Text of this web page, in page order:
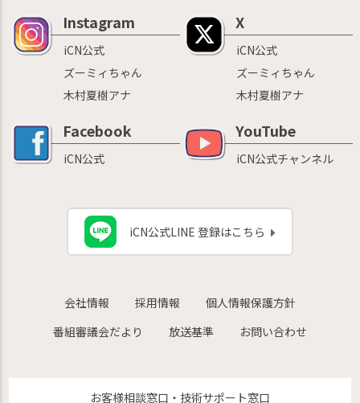
Instagram
iCN公式
ズーミィちゃん
木村夏樹アナ
X
iCN公式
ズーミィちゃん
木村夏樹アナ
Facebook
iCN公式
YouTube
iCN公式チャンネル
iCN公式LINE 登録はこちら
会社情報 採用情報
個人情報保護方針
番組審議会だより
放送基準 お問い合わせ
お客様相談窓口・技術サポート窓口